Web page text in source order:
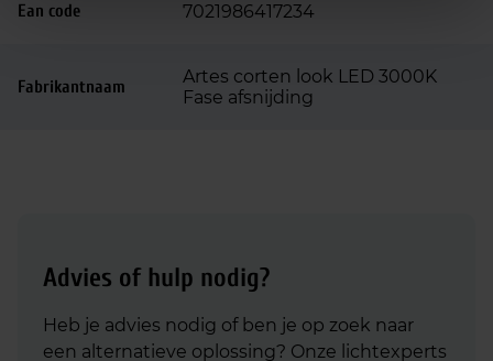
Ean code 7021986417234
Fabrikantnaam
Artes corten look LED 3000K
Fase afsnijding
Advies of hulp nodig?
Heb je advies nodig of ben je op zoek naar
een alternatieve oplossing? Onze lichtexperts